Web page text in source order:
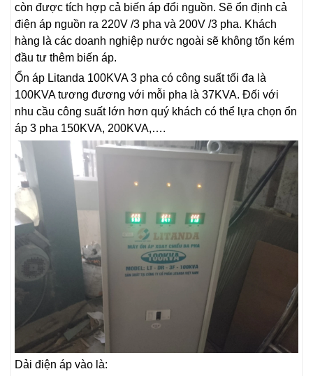
còn được tích hợp cả biến áp đổi nguồn. Sẽ ổn định cả
điện áp nguồn ra 220V /3 pha và 200V /3 pha. Khách
hàng là các doanh nghiệp nước ngoài sẽ không tốn kém
đầu tư thêm biến áp.
Ổn áp Litanda 100KVA 3 pha có công suất tối đa là
100KVA tương đương với mỗi pha là 37KVA. Đối với
nhu cầu công suất lớn hơn quý khách có thể lựa chọn ổn
áp 3 pha 150KVA, 200KVA,….
Dải điện áp vào là: